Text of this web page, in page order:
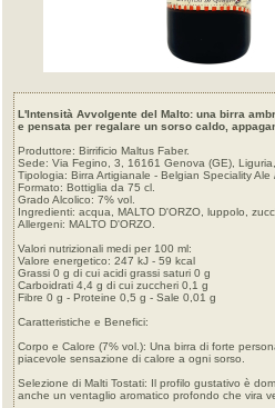
L'Intensità Avvolgente del Malto: una birra
e pensata per regalare un sorso caldo,
Produttore: Birrificio Maltus Faber.
Sede: Via Fegino, 3, 16161 Genova (GE), Liguria,
Tipologia: Birra Artigianale - Belgian Speciality Ale
Formato: Bottiglia da 75 cl.
Grado Alcolico: 7% vol.
Ingredienti: acqua, MALTO D'ORZO, luppolo,
Allergeni: MALTO D'ORZO.
Valori nutrizionali medi per 100 ml:
Valore energetico: 247 kJ - 59 kcal
Grassi 0 g di cui acidi grassi saturi 0 g
Carboidrati 4,4 g di cui zuccheri 0,1 g
Fibre 0 g - Proteine 0,5 g - Sale 0,01 g
Caratteristiche e Benefici:
Corpo e Calore (7% vol.): Una birra di forte
piacevole sensazione di calore a ogni sorso.
Selezione di Malti Tostati: Il profilo gustativo è
anche un ventaglio aromatico profondo che vira